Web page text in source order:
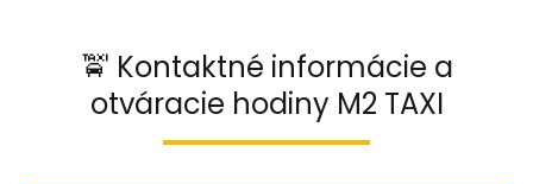
🚖 Kontaktné informácie a
otváracie hodiny M2 TAXI